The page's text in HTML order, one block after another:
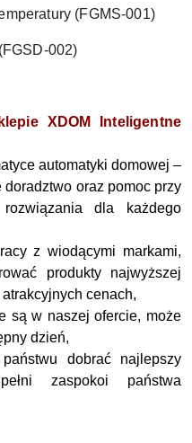
(FGMS-001)
002)
XDOM Inteligentne
automatyki domowej –
oraz pomoc przy
dla każdego
z wiodącymi markami,
produkty najwyższej
cenach,
są w naszej ofercie, może
dzień,
dobrać najlepszy
zaspokoi państwa